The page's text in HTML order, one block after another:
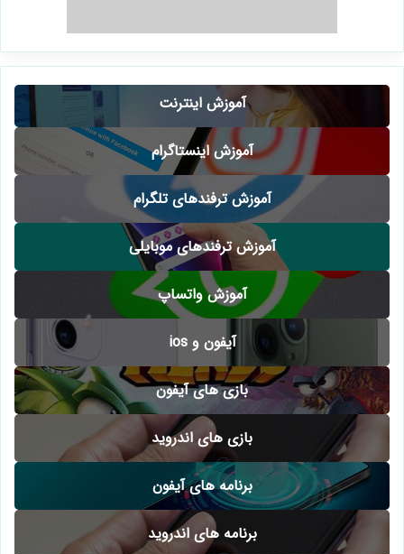
آموزش اینترنت
آموزش اینستاگرام
آموزش ترفندهای تلگرام
آموزش ترفندهای موبایلی
آموزش واتساپ
آیفون و ios
بازی های آیفون
بازی های اندروید
برنامه های آیفون
برنامه های اندروید